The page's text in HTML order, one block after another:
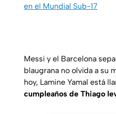
en el Mundial Sub-17
Messi y el Barcelona
blaugrana no olvida a su
hoy, Lamine Yamal está
cumpleaños de Thiago